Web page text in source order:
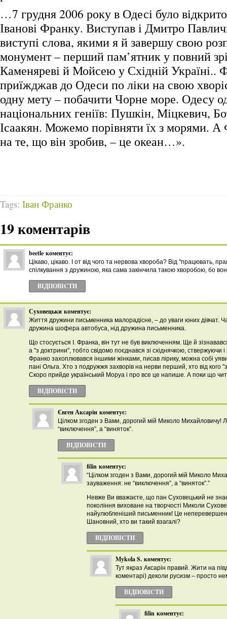
…7 грудня 2006 року в Одесі було
Іванові Франку. Виступав і Дмитро
виступі слова, якими я й завершу свою
монумент – перший пам’ятник у повний
Каменяреві й Мойсею у Східній Україні..
приїжджав до Одеси по ліки на свою
одну мету – побачити Чорне море. Одесу
національних геніїв: Пушкін, Міцкевич,
Ісаакян. Можемо порівняти їх з морями. А
на те, що він зробив, – це океан…».
Tags: Іван Франко
19 коментарів
beetle коментує:
Цікаво, цікаво. І от від чого та нервова хвороба? Від "працювать,
спілкування з дружиною, яка сама закінчила такою хворобою, бо
ВІДПОВІCТИ
Суховецьки коментує:
Життя дружини письменника малорадісне, – до уваги юних дівчат.
дружина шофера автобуса, нід дружина письменника.
Що стосується І. Франка, він тут не був виключенням. Ще й
а "з доктрини", тобто свідомо поєднався зі східнячкою, ствержуючи
Франко захоплювався іншими жінками, писав лірику, можна собі
пані Ольга. Хто з подружжя захворів на нерви перший, хто від кого
Скоро прийде український Моруа і про все це напише. А поки що
ВІДПОВІCТИ
Євген Аксарін коментує:
Цілком згоден з Вами, дорогий мій Миколо
“виключення”, а “виняток”.
ВІДПОВІCТИ
filin коментує:
“Цілком згоден з Вами, дорогий мій Миколо
зауваження: не “виключення”, а “виняток”.”
Невже Ви вважаєте, що пан Суховецький не
покоління виховане на творчості Миколи
найулюбленіший письменник! Це
Шановний, хто ви такий взагалі?
ВІДПОВІCТИ
Mykola S. коментує:
Тут якраз Аксарін правий. Жити на
коментарі) деколи русизм – просто
ВІДПОВІCТИ
filin коментує: